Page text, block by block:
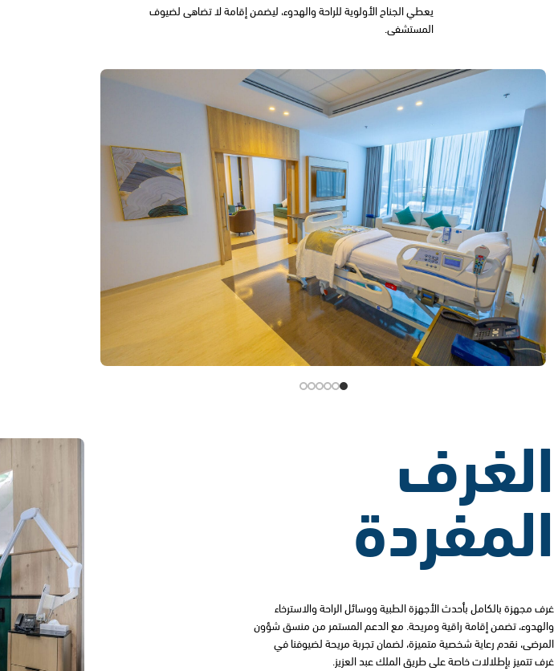
يعطي الجناح الأولوية للراحة والهدوء، ليضمن إقامة لا تضاهى لضيوف
المستشفى.
الغرف
المفردة
غرف مجهزة بالكامل بأحدث الأجهزة الطبية ووسائل الراحة والاسترخاء
والهدوء، تضمن إقامة راقية ومريحة. مع الدعم المستمر من منسق شؤون
المرضى، نقدم رعاية شخصية متميزة، لضمان تجربة مريحة لضيوفنا في
غرف تتميز بإطلالات خاصة على طريق الملك عبد العزيز.